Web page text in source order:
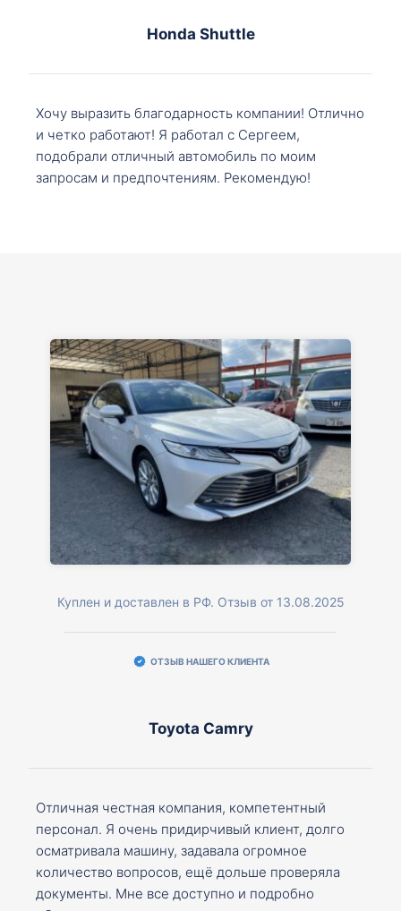
Honda Shuttle
Хочу выразить благодарность компании! Отлично
и четко работают! Я работал с Сергеем,
подобрали отличный автомобиль по моим
запросам и предпочтениям. Рекомендую!
Куплен и доставлен в РФ. Отзыв от 13.08.2025
ОТЗЫВ НАШЕГО КЛИЕНТА
Toyota Camry
Отличная честная компания, компетентный
персонал. Я очень придирчивый клиент, долго
осматривала машину, задавала огромное
количество вопросов, ещё дольше проверяла
документы. Мне все доступно и подробно